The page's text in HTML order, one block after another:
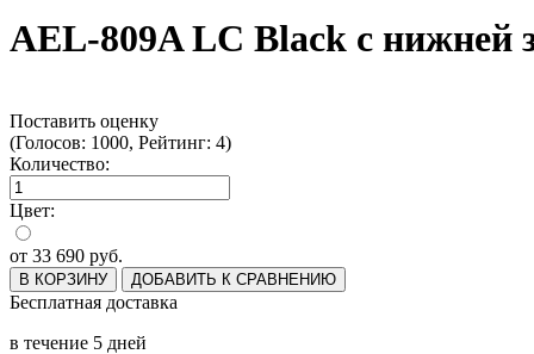
AEL-809A LC Black с нижней
Поставить оценку
(Голосов: 1000, Рейтинг: 4)
Количество:
Цвет:
от 33 690 руб.
В КОРЗИНУ ДОБАВИТЬ К СРАВНЕНИЮ
Бесплатная доставка
в течение 5 дней